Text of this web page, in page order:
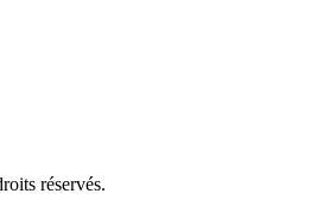
réservés.